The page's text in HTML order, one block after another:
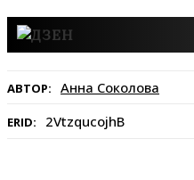
АВТОР: Анна Соколова
ERID: 2VtzqucojhB